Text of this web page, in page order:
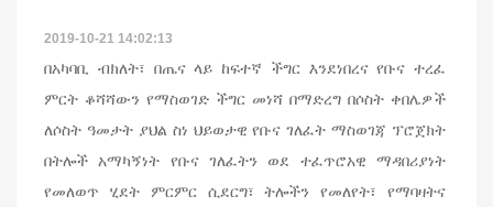
2019-10-21 14:02:13
በአካባቢ ብክለት፣ በጤና ላይ ከፍተኛ ችግር እንደነበረና የቡና ተረፈ
ምርት ቆሻሻውን የማስወገድ ችግር መነሻ በማድረግ በሶስት ቀበሌዎች
ለሶስት ዓመታት ያህል ስነ ህይወታዊ የቡና ገለፈት ማስወገጃ ፕሮጀክት
በትሎች አማካኝነት የቡና ገለፈትን ወደ ተፈጥሮአዊ ማዳበሪያነት
የመለወጥ ሂደት ምርምር ሲደርግ፣ ትሎችን የመለየት፣ የማባዛትና